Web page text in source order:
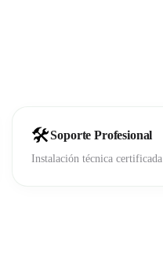
🛠️Soporte Profesional
Instalación técnica certificada